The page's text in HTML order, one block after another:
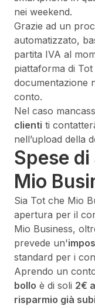
nei weekend.
Grazie ad un
automatizzato,
partita IVA al
piattaforma di
documentazione
conto.
Nel caso
clienti ti
nell’upload della
Spese
Mio
Sia Tot che Mio
apertura per il
Mio Business,
prevede un'
standard per i
Aprendo un
bollo è di soli 2€
risparmio già